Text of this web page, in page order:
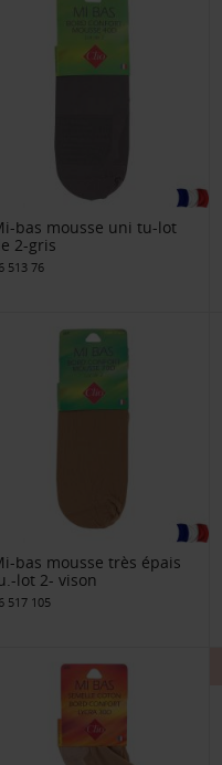
bas mousse uni tu-lot
2-gris
513 76
bas mousse très épais
lot 2- vison
517 105